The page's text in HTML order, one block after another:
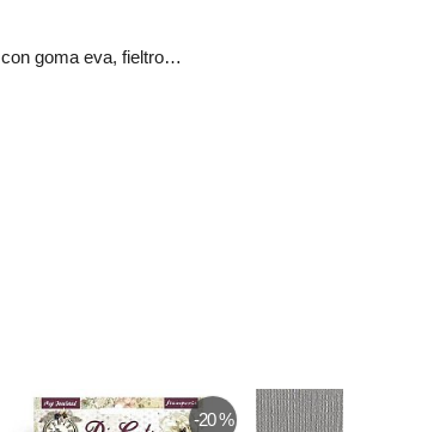
goma eva, fieltro…
-20 %